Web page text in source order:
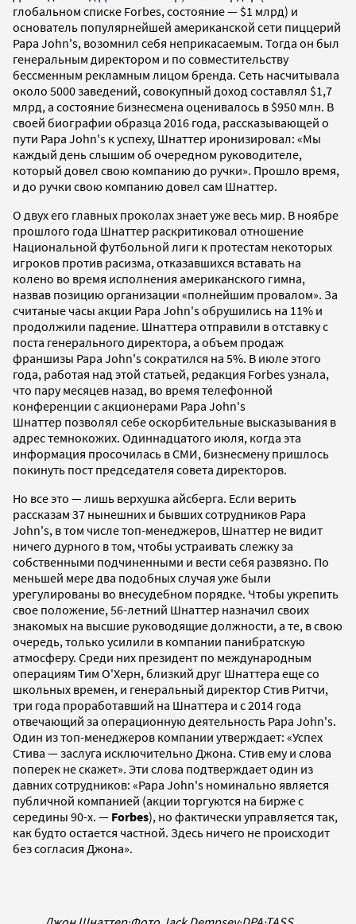
глобальном списке Forbes, состояние — $1 млрд) и
основатель популярнейшей американской сети пиццерий
Papa John's, возомнил себя неприкасаемым. Тогда он был
генеральным директором и по совместительству
бессменным рекламным лицом бренда. Сеть насчитывала
около 5000 заведений, совокупный доход составлял $1,7
млрд, а состояние бизнесмена оценивалось в $950 млн. В
своей биографии образца 2016 года, рассказывающей о
пути Papa John's к успеху, Шнаттер иронизировал: «Мы
каждый день слышим об очередном руководителе,
который довел свою компанию до ручки». Прошло время,
и до ручки свою компанию довел сам Шнаттер.
О двух его главных проколах знает уже весь мир. В ноябре
прошлого года Шнаттер раскритиковал отношение
Национальной футбольной лиги к протестам некоторых
игроков против расизма, отказавшихся вставать на
колено во время исполнения американского гимна,
назвав позицию организации «полнейшим провалом». За
считаные часы акции Papa John's обрушились на 11% и
продолжили падение. Шнаттера отправили в отставку с
поста генерального директора, а объем продаж
франшизы Papa John's сократился на 5%. В июле этого
года, работая над этой статьей, редакция Forbes узнала,
что пару месяцев назад, во время телефонной
конференции с акционерами Papa John's
Шнаттер позволял себе оскорбительные высказывания в
адрес темнокожих. Одиннадцатого июля, когда эта
информация просочилась в СМИ, бизнесмену пришлось
покинуть пост председателя совета директоров.
Но все это — лишь верхушка айсберга. Если верить
рассказам 37 нынешних и бывших сотрудников Papa
John's, в том числе топ-менеджеров, Шнаттер не видит
ничего дурного в том, чтобы устраивать слежку за
собственными подчиненными и вести себя развязно. По
меньшей мере два подобных случая уже были
урегулированы во внесудебном порядке. Чтобы укрепить
свое положение, 56-летний Шнаттер назначил своих
знакомых на высшие руководящие должности, а те, в свою
очередь, только усилили в компании панибратскую
атмосферу. Среди них президент по международным
операциям Тим О'Херн, близкий друг Шнаттера еще со
школьных времен, и генеральный директор Стив Ритчи,
три года проработавший на Шнаттера и с 2014 года
отвечающий за операционную деятельность Papa John's.
Один из топ-менеджеров компании утверждает: «Успех
Стива — заслуга исключительно Джона. Стив ему и слова
поперек не скажет». Эти слова подтверждает один из
давних сотрудников: «Papa John's номинально является
публичной компанией (акции торгуются на бирже с
середины 90-х. — Forbes), но фактически управляется так,
как будто остается частной. Здесь ничего не происходит
без согласия Джона».